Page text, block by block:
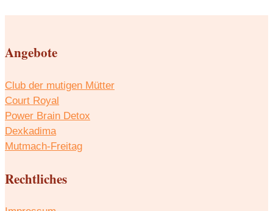
Angebote
Club der mutigen Mütter
Court Royal
Power Brain Detox
Dexkadima
Mutmach-Freitag
Rechtliches